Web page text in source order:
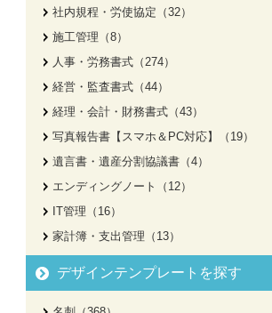
社内規程・労使協定（32）
施工管理（8）
人事・労務書式（274）
経営・監査書式（44）
経理・会計・財務書式（43）
写真報告書【スマホ＆PC対応】（19）
遺言書・遺産分割協議書（4）
エンディングノート（12）
IT管理（16）
家計簿・支出管理（13）
デザインテンプレートを探す